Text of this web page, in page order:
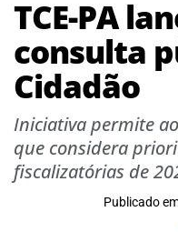
TCE-PA
consulta
Cidadão
Iniciativa permite
que considera
fiscalizatórias de
Publicado